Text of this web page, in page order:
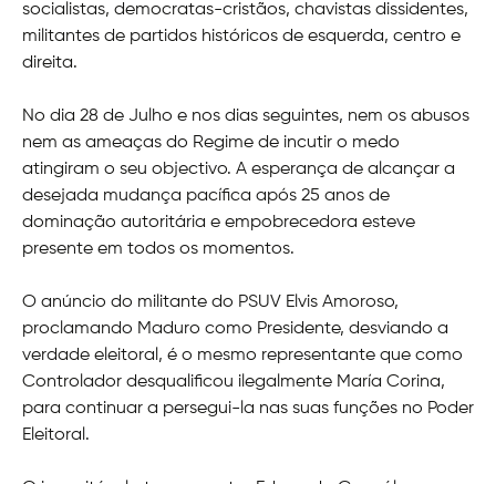
socialistas, democratas-cristãos, chavistas dissidentes,
militantes de partidos históricos de esquerda, centro e
direita.
No dia 28 de Julho e nos dias seguintes, nem os abusos
nem as ameaças do Regime de incutir o medo
atingiram o seu objectivo. A esperança de alcançar a
desejada mudança pacífica após 25 anos de
dominação autoritária e empobrecedora esteve
presente em todos os momentos.
O anúncio do militante do PSUV Elvis Amoroso,
proclamando Maduro como Presidente, desviando a
verdade eleitoral, é o mesmo representante que como
Controlador desqualificou ilegalmente María Corina,
para continuar a persegui-la nas suas funções no Poder
Eleitoral.